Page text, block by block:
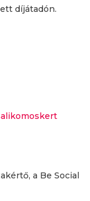
díjátadón.
a Be Social